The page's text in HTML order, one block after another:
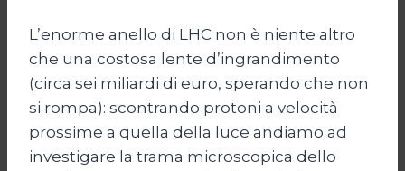
L’enorme anello di LHC non è niente altro
che una costosa lente d’ingrandimento
(circa sei miliardi di euro, sperando che non
si rompa): scontrando protoni a velocità
prossime a quella della luce andiamo ad
investigare la trama microscopica dello